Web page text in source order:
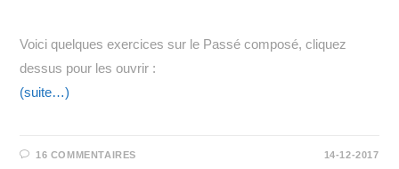
Voici quelques exercices sur le Passé composé, cliquez
dessus pour les ouvrir :
(suite…)
16 COMMENTAIRES 14-12-2017